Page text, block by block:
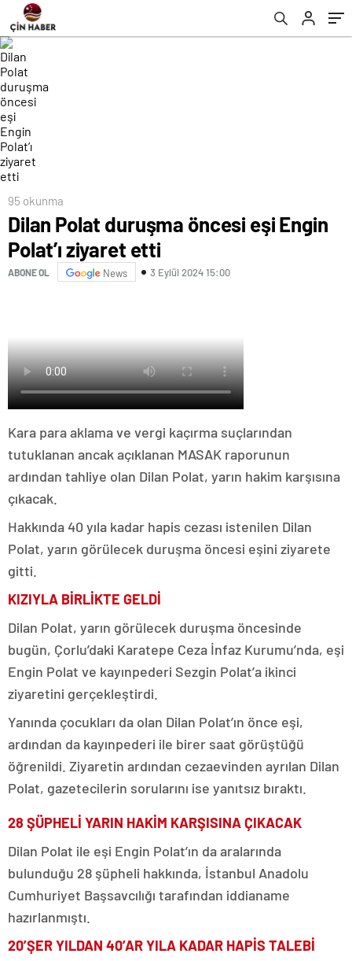
95 okunma
Dilan Polat duruşma öncesi eşi Engin
Polat’ı ziyaret etti
ABONE OL News 3 Eylül 2024 15:00
Kara para aklama ve vergi kaçırma suçlarından
tutuklanan ancak açıklanan MASAK raporunun
ardından tahliye olan Dilan Polat, yarın hakim karşısına
çıkacak.
Hakkında 40 yıla kadar hapis cezası istenilen Dilan
Polat, yarın görülecek duruşma öncesi eşini ziyarete
gitti.
KIZIYLA BİRLİKTE GELDİ
Dilan Polat, yarın görülecek duruşma öncesinde
bugün, Çorlu’daki Karatepe Ceza İnfaz Kurumu’nda, eşi
Engin Polat ve kayınpederi Sezgin Polat’a ikinci
ziyaretini gerçekleştirdi.
Yanında çocukları da olan Dilan Polat’ın önce eşi,
ardından da kayınpederi ile birer saat görüştüğü
öğrenildi. Ziyaretin ardından cezaevinden ayrılan Dilan
Polat, gazetecilerin sorularını ise yanıtsız bıraktı.
28 ŞÜPHELİ YARIN HAKİM KARŞISINA ÇIKACAK
Dilan Polat ile eşi Engin Polat’ın da aralarında
bulunduğu 28 şüpheli hakkında, İstanbul Anadolu
Cumhuriyet Başsavcılığı tarafından iddianame
hazırlanmıştı.
20’ŞER YILDAN 40’AR YILA KADAR HAPİS TALEBİ